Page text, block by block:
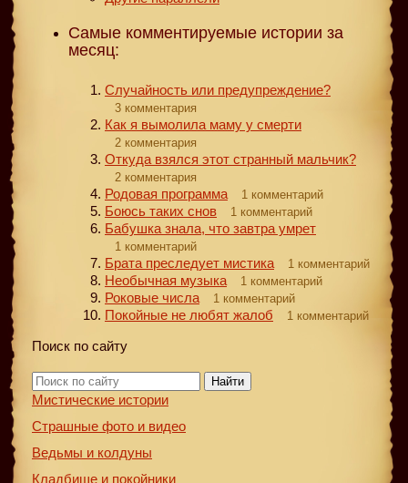
Самые комментируемые истории за
месяц:
Случайность или предупреждение?
3 комментария
Как я вымолила маму у смерти
2 комментария
Откуда взялся этот странный мальчик?
2 комментария
Родовая программа 1 комментарий
Боюсь таких снов 1 комментарий
Бабушка знала, что завтра умрет
1 комментарий
Брата преследует мистика 1 комментарий
Необычная музыка 1 комментарий
Роковые числа 1 комментарий
Покойные не любят жалоб 1 комментарий
Поиск по сайту
Найти
Мистические истории
Страшные фото и видео
Ведьмы и колдуны
Кладбище и покойники